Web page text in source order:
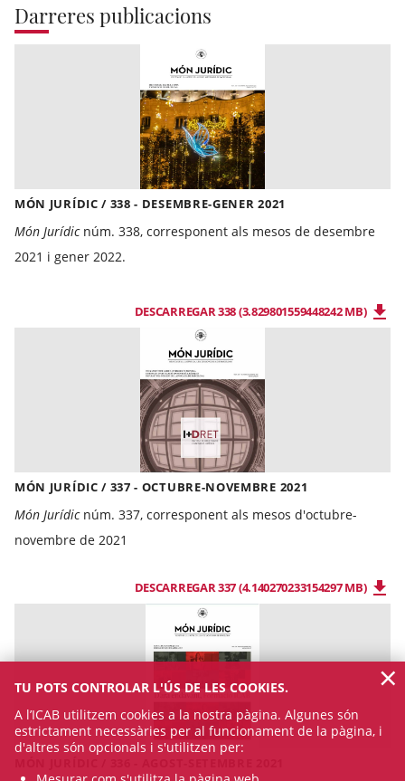
Darreres publicacions
MÓN JURÍDIC / 338 - DESEMBRE-GENER 2021
Món Jurídicnúm. 338, corresponent als mesos de desembre
2021 i gener 2022.
DESCARREGAR 338 (3.829801559448242 MB)
MÓN JURÍDIC / 337 - OCTUBRE-NOVEMBRE 2021
Món Jurídicnúm. 337, corresponent als mesos d'octubre-
novembre de 2021
DESCARREGAR 337 (4.140270233154297 MB)
TU POTS CONTROLAR L'ÚS DE LES COOKIES.
A l’ICAB utilitzem cookies a la nostra pàgina. Algunes són
estrictament necessàries per al funcionament de la pàgina, i
d'altres són opcionals i s'utilitzen per:
×